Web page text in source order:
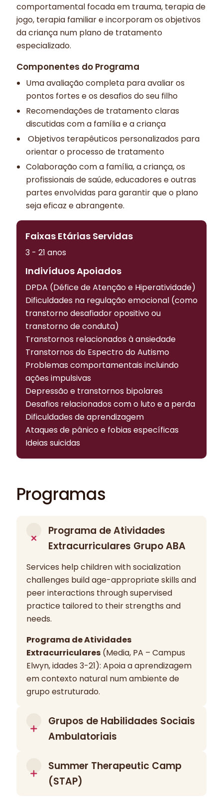
comportamental focada em trauma, terapia de
jogo, terapia familiar e incorporam os objetivos
da criança num plano de tratamento
especializado.
Componentes do Programa
Uma avaliação completa para avaliar os
pontos fortes e os desafios do seu filho
Recomendações de tratamento claras
discutidas com a família e a criança
Objetivos terapêuticos personalizados para
orientar o processo de tratamento
Colaboração com a família, a criança, os
profissionais de saúde, educadores e outras
partes envolvidas para garantir que o plano
seja eficaz e abrangente.
Faixas Etárias Servidas
3 - 21 anos
Indivíduos Apoiados
DPDA (Défice de Atenção e Hiperatividade)
Dificuldades na regulação emocional (como
transtorno desafiador opositivo ou
transtorno de conduta)
Transtornos relacionados à ansiedade
Transtornos do Espectro do Autismo
Problemas comportamentais incluindo
ações impulsivas
Depressão e transtornos bipolares
Desafios relacionados com o luto e a perda
Dificuldades de aprendizagem
Ataques de pânico e fobias específicas
Ideias suicidas
Programas
Programa de Atividades
Extracurriculares Grupo ABA
Services help children with socialization
challenges build age-appropriate skills and
peer interactions through supervised
practice tailored to their strengths and
needs.
Programa de Atividades
Extracurriculares(Media, PA – Campus
Elwyn, idades 3-21): Apoia a aprendizagem
em contexto natural num ambiente de
grupo estruturado.
Grupos de Habilidades Sociais
Ambulatoriais
Ambulatoriais Elwyn apoiam adolescentes
no desenvolvimento de competências de
Summer Therapeutic Camp
(STAP)